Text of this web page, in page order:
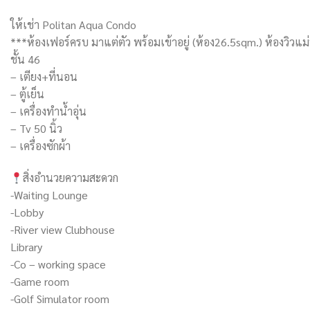
ให้เช่า Politan Aqua Condo
***ห้องเฟอร์ครบ มาแต่ตัว พร้อมเข้าอยู่ (ห้อง26.5sqm.) ห้องวิวแม่
ชั้น 46
– เตียง+ที่นอน
– ตู้เย็น
– เครื่องทำน้ำอุ่น
– Tv 50 นิ้ว
– เครื่องซักผ้า
สิ่งอำนวยความสะดวก
-Waiting Lounge
-Lobby
-River view Clubhouse
Library
-Co – working space
-Game room
-Golf Simulator room